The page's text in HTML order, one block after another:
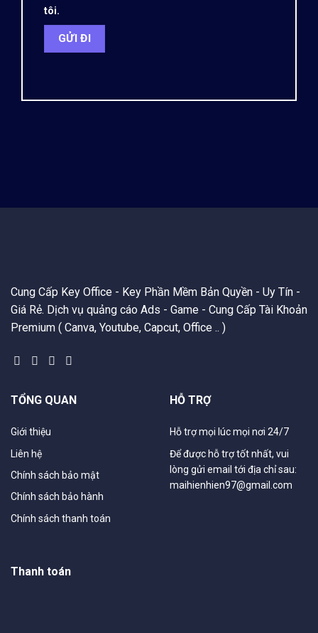
tôi.
Cung Cấp Key Office - Key Phần Mềm Bản Quyền - Uy Tín -
Giá Rẻ. Dịch vụ quảng cáo Ads - Game - Cung Cấp Tài Khoản
Premium ( Canva, Youtube, Capcut, Office .. )
TỔNG QUAN
Giới thiệu
Liên hệ
Chính sách bảo mật
Chính sách bảo hành
Chính sách thanh toán
HỖ TRỢ
Hỗ trợ mọi lúc mọi nơi 24/7
Để được hỗ trợ tốt nhất, vui
lòng gửi email tới địa chỉ sau:
maihienhien97@gmail.com
Thanh toán